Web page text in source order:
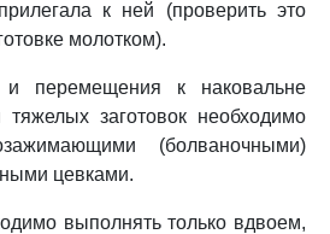
к ней (проверить это
молотком).
перемещения к наковальне
тяжелых заготовок необходимо
(болваночными)
цевками.
выполнять только вдвоем,